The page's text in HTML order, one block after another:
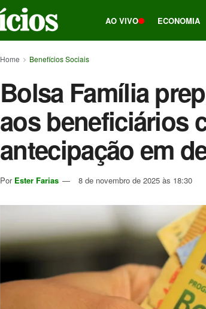
AO VIVO ECONOMIA
Home Benefícios Sociais
Bolsa Família
aos beneficiários
antecipação em
Por Ester Farias 8 de novembro de 2025 às 18:30